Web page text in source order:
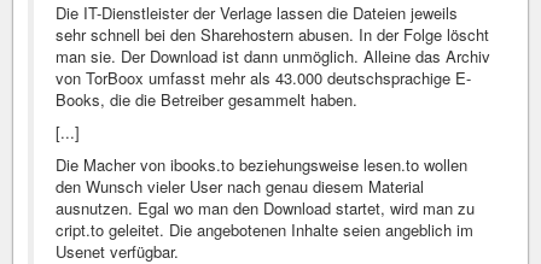
Die IT-Dienstleister der Verlage lassen die Dateien jeweils
sehr schnell bei den Sharehostern abusen. In der Folge löscht
man sie. Der Download ist dann unmöglich. Alleine das Archiv
von TorBoox umfasst mehr als 43.000 deutschsprachige E-
Books, die die Betreiber gesammelt haben.
[...]
Die Macher von ibooks.to beziehungsweise lesen.to wollen
den Wunsch vieler User nach genau diesem Material
ausnutzen. Egal wo man den Download startet, wird man zu
cript.to geleitet. Die angebotenen Inhalte seien angeblich im
Usenet verfügbar.